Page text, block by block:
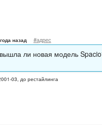
назад #адрес
ли новая модель
03, до рестайлинга